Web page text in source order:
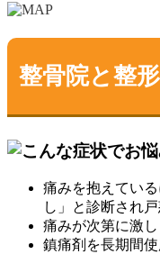
整骨院と整
痛みを抱えてい
し」と診断され戸
痛みが次第に激
鎮痛剤を長期間